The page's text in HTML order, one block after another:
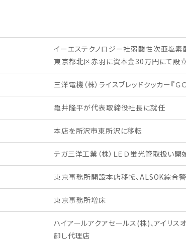
イーエステクノロジー社弱酸性次亜塩素
東京都北区赤羽に資本金30万円にて設
三洋電機（株）ライスブレッドクッカー『Ｇ
亀井隆平が代表取締役社長に就任
本店を所沢市東所沢に移転
テガ三洋工業（株）ＬＥＤ蛍光管取扱い開
東京事務所開設本店移転、ALSOK綜合警
東京事務所増床
ハイアールアクアセールス(株)、アイリス
卸し代理店